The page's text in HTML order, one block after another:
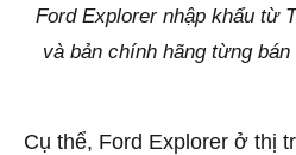
Ford Explorer nhập khẩu từ
và bản chính hãng từng
Cụ thể, Ford Explorer ở thị